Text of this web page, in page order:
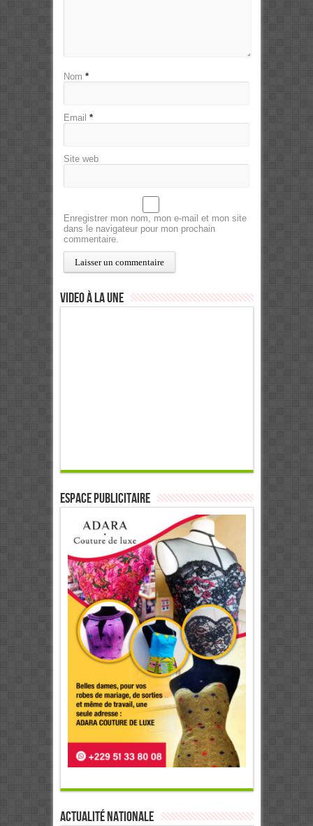
Nom *
Email *
Site web
Enregistrer mon nom, mon e-mail et mon site
dans le navigateur pour mon prochain
commentaire.
Video à la Une
ESPACE PUBLICITAIRE
Actualité Nationale